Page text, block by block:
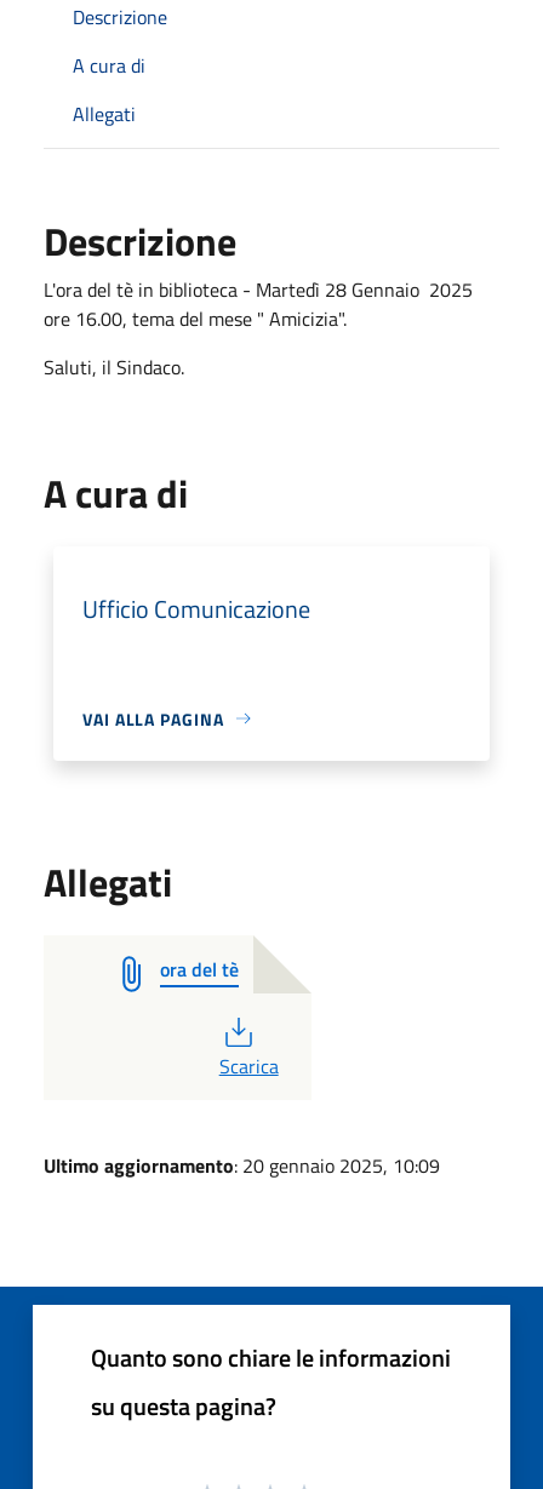
Descrizione
A cura di
Allegati
Descrizione
L'ora del tè in biblioteca - Martedì 28 Gennaio 2025
ore 16.00, tema del mese " Amicizia".
Saluti, il Sindaco.
A cura di
Ufficio Comunicazione
VAI ALLA PAGINA
Allegati
ora del tè
PDF
Scarica
Ultimo aggiornamento: 20 gennaio 2025, 10:09
Quanto sono chiare le informazioni
su questa pagina?